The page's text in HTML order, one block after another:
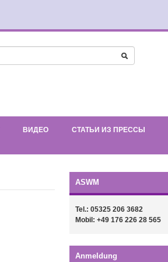
ВИДЕО СТАТЬИ ИЗ ПРЕССЫ
ASWM
Tel.: 05325 206 3682
Mobil: +49 176 226 28 565
Anmeldung